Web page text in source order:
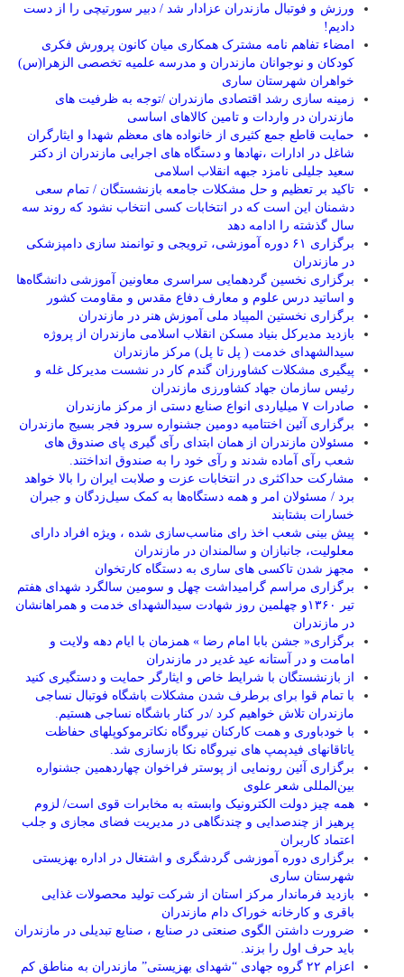
ورزش و فوتبال مازندران عزادار شد / دبیر سورتیچی را از دست
دادیم!
امضاء تفاهم نامه مشترک همکاری میان کانون پرورش فکری
کودکان و نوجوانان مازندران و مدرسه علمیه تخصصی الزهرا(س)
خواهران شهرستان ساری
زمینه سازی رشد اقتصادی مازندران /توجه به ظرفیت های
مازندران در واردات و تامین کالاهای اساسی
حمایت قاطع جمع کثیری از خانواده های معظم شهدا و ایثارگران
شاغل در ادارات ،نهادها و دستگاه های اجرایی مازندران از دکتر
سعید جلیلی نامزد جبهه انقلاب اسلامی
تاکید بر تعظیم و حل مشکلات جامعه بازنشستگان / تمام سعی
دشمنان این است که در انتخابات کسی انتخاب نشود که روند سه
سال گذشته را ادامه دهد
برگزاری ۶۱ دوره آموزشی، ترویجی و توانمند سازی دامپزشکی
در مازندران
برگزاری نخسین گردهمایی سراسری معاونین آموزشی دانشگاه‌ها
و اساتید درس علوم و معارف دفاع مقدس و مقاومت کشور
برگزاری نخستین المپیاد ملی آموزش هنر در مازندران
بازدید مدیرکل بنیاد مسکن انقلاب اسلامی مازندران از پروژه
سیدالشهدای خدمت ( پل تا پل) مرکز مازندران
پیگیری مشکلات کشاورزان گندم کار در نشست مدیرکل غله و
رئیس سازمان جهاد کشاورزی مازندران
صادرات ۷ میلیاردی انواع صنایع دستی از مرکز مازندران
برگزاری آئین اختتامیه دومین جشنواره سرود فجر بسیج مازندران
مسئولان مازندران از همان ابتدای رآی گیری پای صندوق های
شعب رآی آماده شدند و رآی خود را به صندوق انداختند.
مشارکت حداکثری در انتخابات عزت و صلابت ایران را بالا خواهد
برد / مسئولان امر و همه دستگاه‌ها به کمک سیل‌زدگان و جبران
خسارات بشتابند
پیش بینی شعب اخذ رای مناسب‌سازی شده ، ویژه افراد دارای
معلولیت، جانبازان و سالمندان در مازندران
مجهز شدن تاکسی های ساری به دستگاه کارتخوان
برگزاری مراسم گرامیداشت چهل و سومین سالگرد شهدای هفتم
تیر ۱۳۶۰و چهلمین روز شهادت سیدالشهدای خدمت و همراهانشان
در مازندران
برگزاری« جشن بابا امام رضا » همزمان با ایام دهه ولایت و
امامت و در آستانه عید غدیر در مازندران
از بازنشستگان با شرایط خاص و ایثارگر حمایت و دستگیری کنید
با تمام قوا برای برطرف شدن مشکلات باشگاه فوتبال نساجی
مازندران تلاش خواهیم کرد /در کنار باشگاه نساجی هستیم.
با خودباوری و همت کارکنان نیروگاه نکاترموکوپلهای حفاظت
یاتاقانهای فیدپمپ های نیروگاه نکا بازسازی شد.
برگزاری آئین رونمایی از پوستر فراخوان چهاردهمین جشنواره
بین‌المللی شعر علوی
همه چیز دولت الکترونیک وابسته به مخابرات قوی است/ لزوم
پرهیز از چندصدایی و چندنگاهی در مدیریت فضای مجازی و جلب
اعتماد کاربران
برگزاری دوره آموزشی گردشگری و اشتغال در اداره بهزیستی
شهرستان ساری
بازدید فرماندار مرکز استان از شرکت تولید محصولات غذایی
باقری و کارخانه خوراک دام مازندران
ضرورت داشتن الگوی صنعتی در صنایع ، صنایع تبدیلی در مازندران
باید حرف اول را بزند.
اعزام ۲۲ گروه جهادی “شهدای بهزیستی” مازندران به مناطق کم